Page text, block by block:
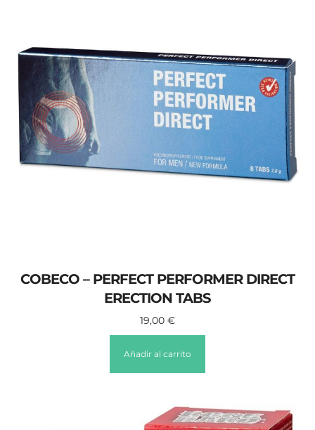
COBECO – PERFECT PERFORMER DIRECT
ERECTION TABS
19,00 €
Añadir al carrito